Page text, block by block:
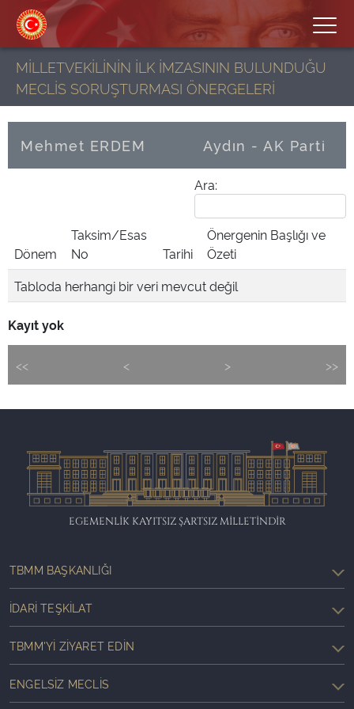
MİLLETVEKİLİNİN İLK İMZASININ BULUNDUĞU
MECLİS SORUŞTURMASI ÖNERGELERİ
Mehmet ERDEM Aydın - AK Parti
Ara:
Dönem
Taksim/Esas
No
Tarihi
Önergenin Başlığı ve
Özeti
Tabloda herhangi bir veri mevcut değil
Kayıt yok
<< < > >>
EGEMENLİK KAYITSIZ ŞARTSIZ MİLLETİNDİR
TBMM BAŞKANLIĞI
İDARI TEŞKILAT
TBMM'YI ZIYARET EDIN
ENGELSIZ MECLIS